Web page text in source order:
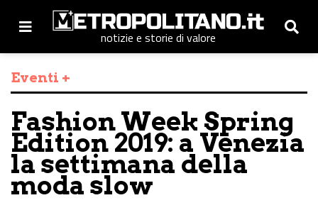
notizie e storie di valore
Eventi +
Fashion Week Spring
Edition 2019: a Venezia
la settimana della
moda slow